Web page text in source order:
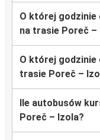
O której godzinie
na trasie Poreč –
O której
trasie Poreč –
Ile autobusów
Poreč – Izola?